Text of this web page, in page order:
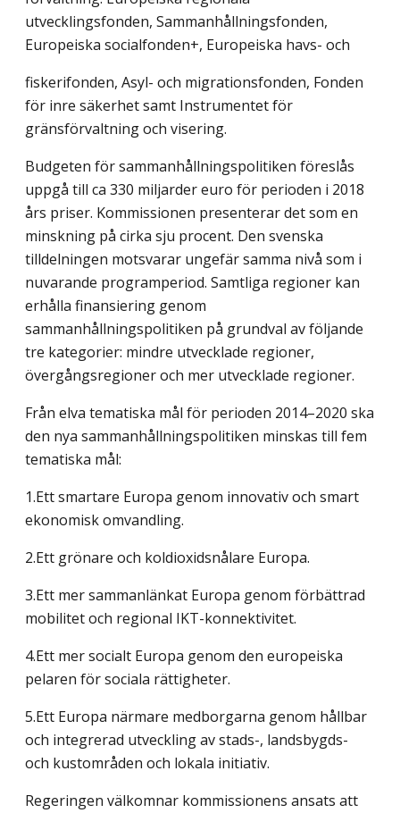
utvecklingsfonden, Sammanhållningsfonden,
Europeiska socialfonden+, Europeiska havs- och
fiskerifonden, Asyl- och migrationsfonden, Fonden
för inre säkerhet samt Instrumentet för
gränsförvaltning och visering.
Budgeten för sammanhållningspolitiken föreslås
uppgå till ca 330 miljarder euro för perioden i 2018
års priser. Kommissionen presenterar det som en
minskning på cirka sju procent. Den svenska
tilldelningen motsvarar ungefär samma nivå som i
nuvarande programperiod. Samtliga regioner kan
erhålla finansiering genom
sammanhållningspolitiken på grundval av följande
tre kategorier: mindre utvecklade regioner,
övergångsregioner och mer utvecklade regioner.
Från elva tematiska mål för perioden 2014–2020 ska
den nya sammanhållningspolitiken minskas till fem
tematiska mål:
1.Ett smartare Europa genom innovativ och smart
ekonomisk omvandling.
2.Ett grönare och koldioxidsnålare Europa.
3.Ett mer sammanlänkat Europa genom förbättrad
mobilitet och regional IKT-konnektivitet.
4.Ett mer socialt Europa genom den europeiska
pelaren för sociala rättigheter.
5.Ett Europa närmare medborgarna genom hållbar
och integrerad utveckling av stads-, landsbygds-
och kustområden och lokala initiativ.
Regeringen välkomnar kommissionens ansats att